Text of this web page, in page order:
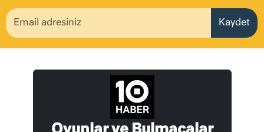
Kaydet